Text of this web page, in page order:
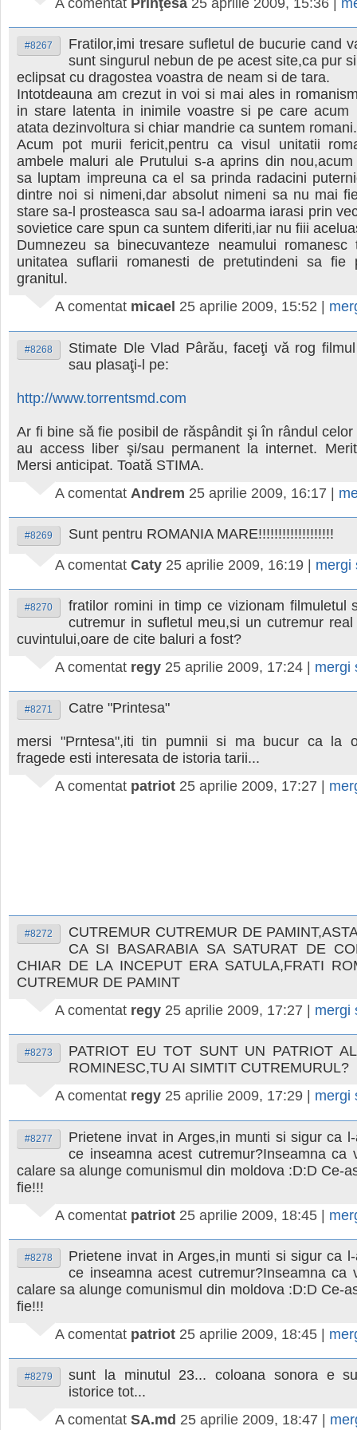
#8267
Fratilor,imi tresare sufletul de bucurie cand
sunt singurul nebun de pe acest site,ca pur
eclipsat cu dragostea voastra de neam si de tara.
Intotdeauna am crezut in voi si mai ales in
in stare latenta in inimile voastre si pe care acum
atata dezinvoltura si chiar mandrie ca suntem romani.
Acum pot murii fericit,pentru ca visul unitatii
ambele maluri ale Prutului s-a aprins din
sa luptam impreuna ca el sa prinda radacini
dintre noi si nimeni,dar absolut nimeni sa nu mai
stare sa-l prosteasca sau sa-l adoarma iarasi prin
sovietice care spun ca suntem diferiti,iar nu fiii
Dumnezeu sa binecuvanteze neamului romanesc
unitatea suflarii romanesti de pretutindeni sa fie
granitul.
A comentat micael 25 aprilie 2009, 15:52
#8268
Stimate Dle Vlad Pârău, faceţi vă rog
sau plasaţi-l pe:
http://www.torrentsmd.com
Ar fi bine să fie posibil de răspândit şi în rândul
au access liber şi/sau permanent la internet.
Mersi anticipat. Toată STIMA.
A comentat Andrem 25 aprilie 2009, 16:17 |
#8269
Sunt pentru ROMANIA MARE!!!!!!!!!!!!!!!!!!!
A comentat Caty 25 aprilie 2009, 16:19 |
#8270
fratilor romini in timp ce vizionam filmuletul
cutremur in sufletul meu,si un cutremur
cuvintului,oare de cite baluri a fost?
A comentat regy 25 aprilie 2009, 17:24
#8271 Catre "Printesa"
mersi "Prntesa",iti tin pumnii si ma bucur ca la
fragede esti interesata de istoria tarii...
A comentat patriot 25 aprilie 2009, 17:27
#8272
CUTREMUR CUTREMUR DE
CA SI BASARABIA SA SATURAT DE
CHIAR DE LA INCEPUT ERA SATULA,FRATI
CUTREMUR DE PAMINT
A comentat regy 25 aprilie 2009, 17:27
#8273
PATRIOT EU TOT SUNT UN PATRIOT
ROMINESC,TU AI SIMTIT CUTREMURUL?
A comentat regy 25 aprilie 2009, 17:29
#8277
Prietene invat in Arges,in munti si sigur ca
ce inseamna acest cutremur?Inseamna ca
calare sa alunge comunismul din moldova :D:D Ce-
fie!!!
A comentat patriot 25 aprilie 2009, 18:45 |
#8278
Prietene invat in Arges,in munti si sigur ca
ce inseamna acest cutremur?Inseamna ca
calare sa alunge comunismul din moldova :D:D Ce-
fie!!!
A comentat patriot 25 aprilie 2009, 18:45
#8279
sunt la minutul 23... coloana sonora e
istorice tot...
A comentat SA.md 25 aprilie 2009, 18:47